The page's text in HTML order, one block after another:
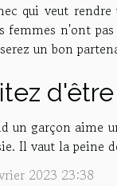
qui veut
femmes n'ont
un bon
un garçon aime
Il vaut la peine
2023 23:38